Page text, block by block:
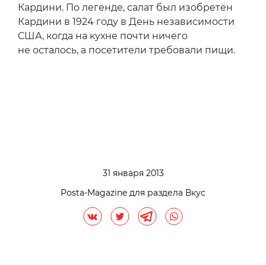
Кардини. По легенде, салат был изобретён
Кардини в 1924 году в День независимости
США, когда на кухне почти ничего
не осталось, а посетители требовали пищи.
31 января 2013
Posta-Magazine для раздела Вкус